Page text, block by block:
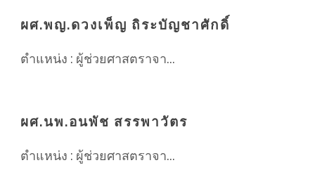
ผศ.พญ.ดวงเพ็ญ ถิระบัญชาศักดิ์
ตำแหน่ง : ผู้ช่วยศาสตราจา...
ผศ.นพ.อนพัช สรรพาวัตร
ตำแหน่ง : ผู้ช่วยศาสตราจา...